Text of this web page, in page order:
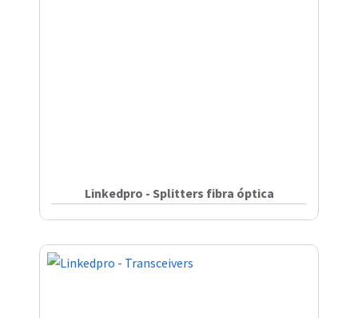
Linkedpro - Splitters fibra óptica